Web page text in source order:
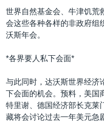
世界自然基金会、牛津饥荒
会这些各种各样的非政府组
沃斯年会。
*各界要人私下会面*
与此同时，达沃斯世界经济
下会面的机会。预料，美国
特里谢、德国经济部长克莱
藏将会讨论过去一年美元急